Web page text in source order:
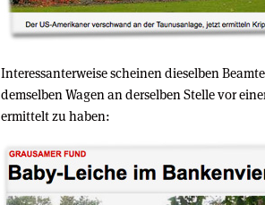
Interessanterweise scheinen dieselben
demselben Wagen an derselben Stelle vor
ermittelt zu haben: